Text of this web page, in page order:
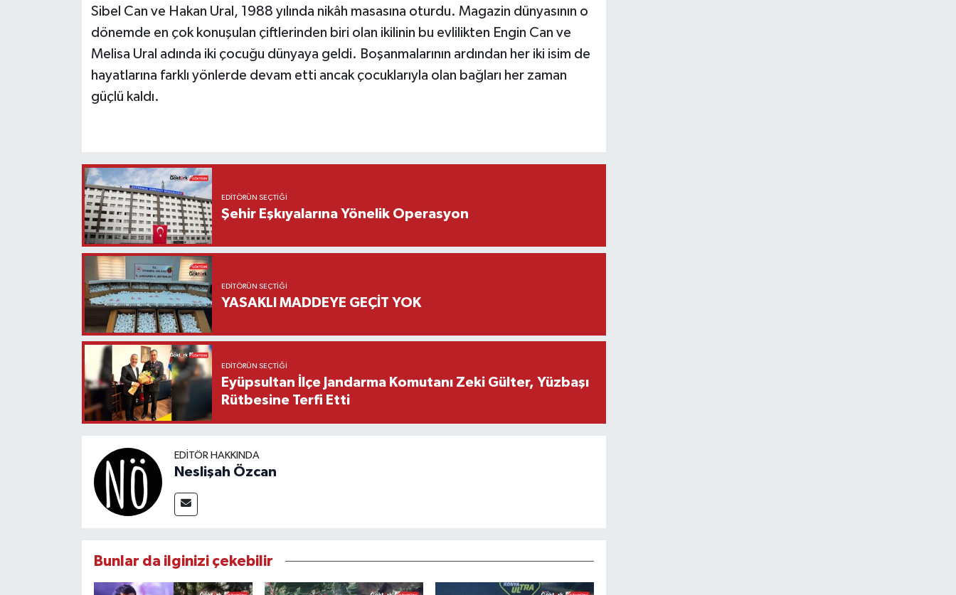
Sibel Can ve Hakan Ural, 1988 yılında nikâh masasına oturdu. Magazin dünyasının o
dönemde en çok konuşulan çiftlerinden biri olan ikilinin bu evlilikten Engin Can ve
Melisa Ural adında iki çocuğu dünyaya geldi. Boşanmalarının ardından her iki isim de
hayatlarına farklı yönlerde devam etti ancak çocuklarıyla olan bağları her zaman
güçlü kaldı.
EDITÖRÜN SEÇTIĞI
Şehir Eşkıyalarına Yönelik Operasyon
EDITÖRÜN SEÇTIĞI
YASAKLI MADDEYE GEÇİT YOK
EDITÖRÜN SEÇTIĞI
Eyüpsultan İlçe Jandarma Komutanı Zeki Gülter, Yüzbaşı
Rütbesine Terfi Etti
EDITÖR HAKKINDA
Neslişah Özcan
Bunlar da ilginizi çekebilir